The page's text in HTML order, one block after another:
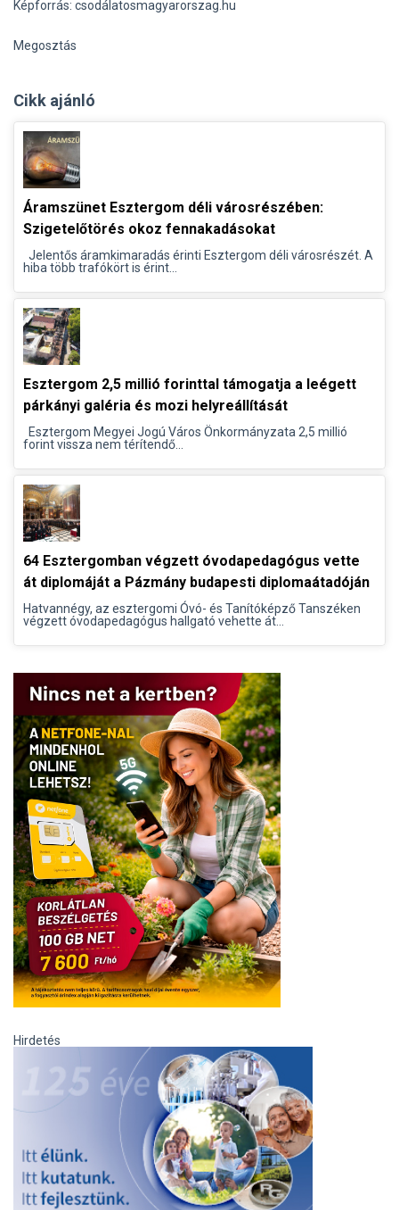
Képforrás: csodálatosmagyarorszag.hu
Megosztás
Cikk ajánló
Áramszünet Esztergom déli városrészében:
Szigetelőtörés okoz fennakadásokat
Jelentős áramkimaradás érinti Esztergom déli városrészét. A
hiba több trafókört is érint...
Esztergom 2,5 millió forinttal támogatja a leégett
párkányi galéria és mozi helyreállítását
Esztergom Megyei Jogú Város Önkormányzata 2,5 millió
forint vissza nem térítendő...
64 Esztergomban végzett óvodapedagógus vette
át diplomáját a Pázmány budapesti diplomaátadóján
Hatvannégy, az esztergomi Óvó- és Tanítóképző Tanszéken
végzett óvodapedagógus hallgató vehette át...
Hirdetés